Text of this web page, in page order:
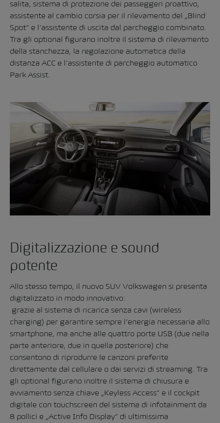
salita, sistema di protezione dei passeggeri proattivo,
assistente al cambio corsia per il rilevamento del „Blind
Spot“ e l’assistente di uscita dal parcheggio combinato.
Tra gli optional figurano inoltre il sistema di rilevamento
della stanchezza, la regolazione automatica della
distanza ACC e l’assistente di parcheggio automatico
Park Assist.
Digitalizzazione e sound
potente
Allo stesso tempo, il nuovo SUV Volkswagen si presenta
digitalizzato in modo innovativo:
grazie al sistema di ricarica senza cavi (wireless
charging) per garantire sempre l’energia necessaria allo
smartphone, ma anche alle quattro porte USB (due nella
parte anteriore, due in quella posteriore) che
consentono di riprodurre le canzoni preferite
direttamente dal cellulare o dai servizi di streaming. Tra
gli optional figurano inoltre il sistema di chiusura e
avviamento senza chiave „Keyless Access“ e il cockpit
digitale con touchscreen del sistema di infotainment da
8 pollici e „Active Info Display“ di ultimissima